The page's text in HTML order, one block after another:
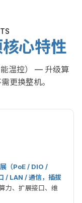
心特性
温控） — 升级算
更换整机。
（PoE / DIO /
/ LAN / 通信，插拔
力、扩展接口、维